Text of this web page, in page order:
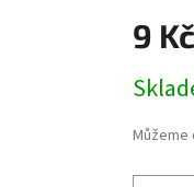
9 Kč
cena:
Můžeme